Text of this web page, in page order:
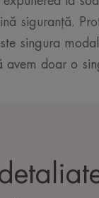
siguranță.
singura
avem doar o